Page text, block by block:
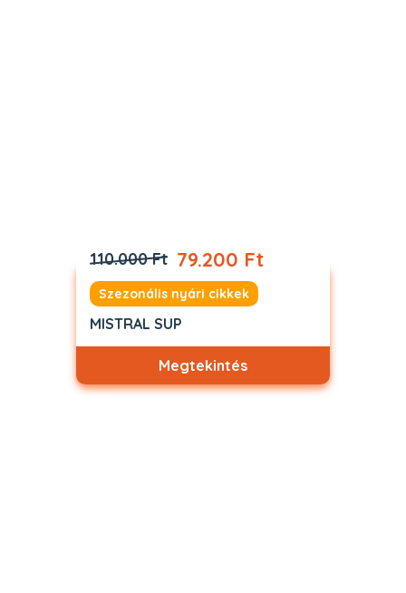
110.000 Ft 79.200 Ft
Szezonális nyári cikkek
MISTRAL SUP
Megtekintés